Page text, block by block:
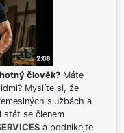
člověk? Máte
Myslíte si, že
službách a
stát se členem
a podnikejte